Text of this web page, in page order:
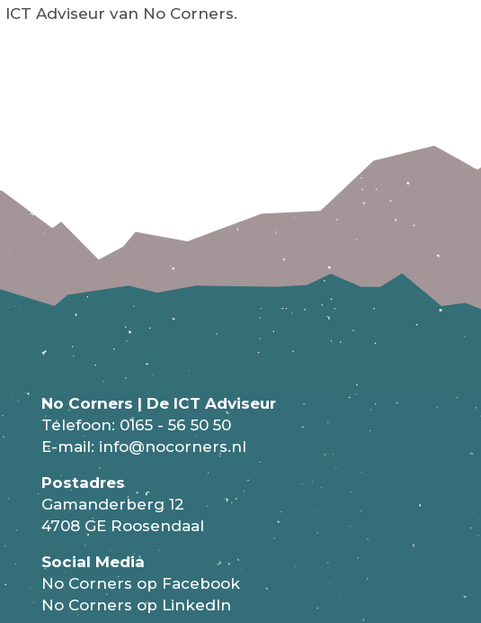
Adviseur van No Corners.
No Corners | De ICT Adviseur
Telefoon: 0165 - 56 50 50
E-mail: info@nocorners.nl
Postadres
Gamanderberg 12
4708 GE Roosendaal
Social Media
No Corners op Facebook
No Corners op LinkedIn